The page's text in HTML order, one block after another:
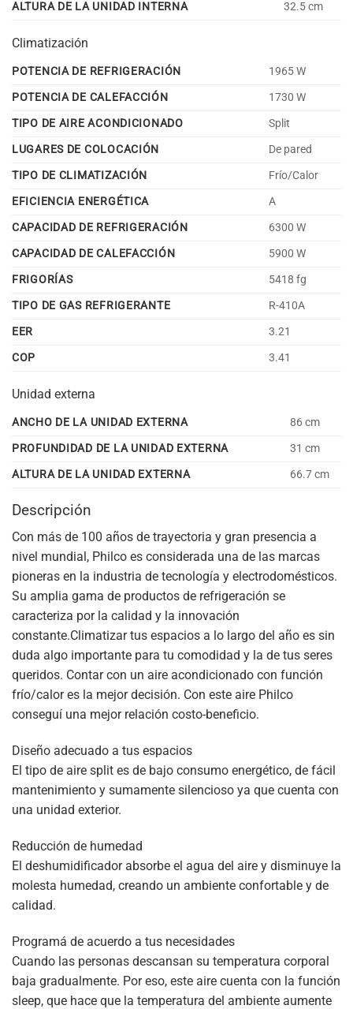
ALTURA DE LA UNIDAD INTERNA 32.5 cm
Climatización
POTENCIA DE REFRIGERACIÓN
1965 W
POTENCIA DE CALEFACCIÓN
1730 W
TIPO DE AIRE ACONDICIONADO
Split
LUGARES DE COLOCACIÓN
De pared
TIPO DE CLIMATIZACIÓN
Frío/Calor
EFICIENCIA ENERGÉTICA
A
CAPACIDAD DE REFRIGERACIÓN
6300 W
CAPACIDAD DE CALEFACCIÓN
5900 W
FRIGORÍAS
5418 fg
TIPO DE GAS REFRIGERANTE
R-410A
EER
3.21
COP
3.41
Unidad externa
ANCHO DE LA UNIDAD EXTERNA
86 cm
PROFUNDIDAD DE LA UNIDAD EXTERNA
31 cm
ALTURA DE LA UNIDAD EXTERNA
66.7 cm
Descripción
Con más de 100 años de trayectoria y gran presencia a
nivel mundial, Philco es considerada una de las marcas
pioneras en la industria de tecnología y electrodomésticos.
Su amplia gama de productos de refrigeración se
caracteriza por la calidad y la innovación
constante.Climatizar tus espacios a lo largo del año es sin
duda algo importante para tu comodidad y la de tus seres
queridos. Contar con un aire acondicionado con función
frío/calor es la mejor decisión. Con este aire Philco
conseguí una mejor relación costo-beneficio.
Diseño adecuado a tus espacios
El tipo de aire split es de bajo consumo energético, de fácil
mantenimiento y sumamente silencioso ya que cuenta con
una unidad exterior.
Reducción de humedad
El deshumidificador absorbe el agua del aire y disminuye la
molesta humedad, creando un ambiente confortable y de
calidad.
Programá de acuerdo a tus necesidades
Cuando las personas descansan su temperatura corporal
baja gradualmente. Por eso, este aire cuenta con la función
sleep, que hace que la temperatura del ambiente aumente